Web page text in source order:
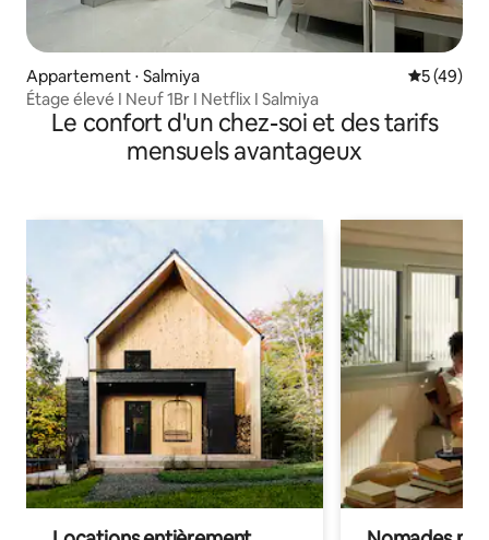
Appartement ⋅ Salmiya
5 (49)
Étage élevé I Neuf 1Br I Netflix I Salmiya
Le confort d'un chez-soi et des tarifs
mensuels avantageux